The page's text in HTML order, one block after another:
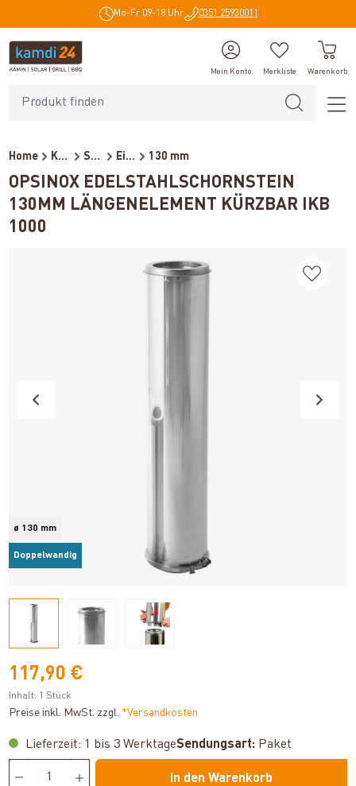
Mo-Fr 09-18 Uhr 0351 25930011
Mein Konto Merkliste Warenkorb
Home Kaminzubehör Schornsteine Einzelkomponente (doppelwan... 130 mm
OPSINOX EDELSTAHLSCHORNSTEIN
130MM LÄNGENELEMENT KÜRZBAR IKB
1000
ø 130 mm
Doppelwandig
117,90 €
Inhalt: 1 Stück
Preise inkl. MwSt. zzgl. *Versandkosten
Lieferzeit: 1 bis 3 WerktageSendungsart: Paket
In den Warenkorb